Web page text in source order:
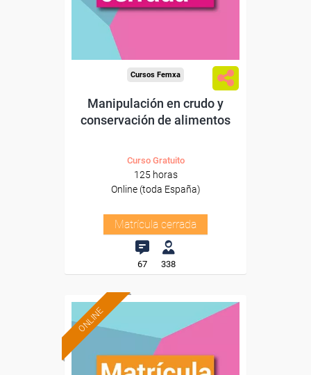
Cursos Femxa
Manipulación en crudo y
conservación de alimentos
Curso Gratuito
125 horas
Online (toda España)
Matrícula cerrada
67 338
ONLINE